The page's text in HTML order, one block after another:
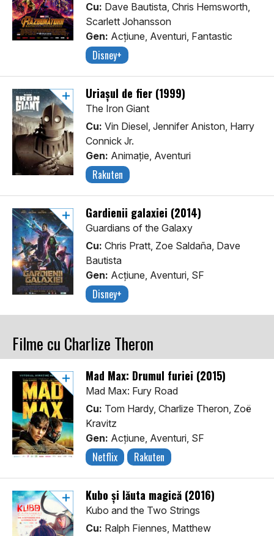
Cu: Dave Bautista, Chris Hemsworth,
Scarlett Johansson
Gen: Acţiune, Aventuri, Fantastic
Disney+
Uriașul de fier (1999)
The Iron Giant
Cu: Vin Diesel, Jennifer Aniston, Harry
Connick Jr.
Gen: Animaţie, Aventuri
Rakuten
Gardienii galaxiei (2014)
Guardians of the Galaxy
Cu: Chris Pratt, Zoe Saldaña, Dave
Bautista
Gen: Acţiune, Aventuri, SF
Disney+
Filme cu Charlize Theron
Mad Max: Drumul furiei (2015)
Mad Max: Fury Road
Cu: Tom Hardy, Charlize Theron, Zoë
Kravitz
Gen: Acţiune, Aventuri, SF
Netflix Rakuten
Kubo şi lăuta magică (2016)
Kubo and the Two Strings
Cu: Ralph Fiennes, Matthew